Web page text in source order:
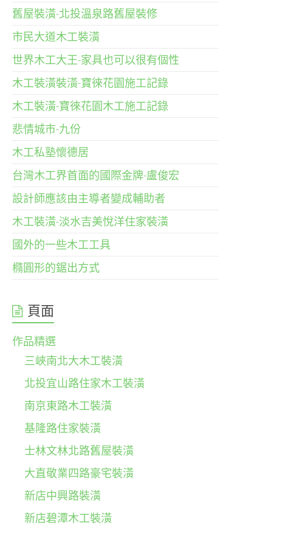
舊屋裝潢-北投溫泉路舊屋裝修
市民大道木工裝潢
世界木工大王-家具也可以很有個性
木工裝潢裝潢-寶徠花園施工記錄
木工裝潢-寶徠花園木工施工記錄
悲情城市-九份
木工私塾懷德居
台灣木工界首面的國際金牌-盧俊宏
設計師應該由主導者變成輔助者
木工裝潢-淡水吉美悅洋住家裝潢
國外的一些木工工具
橢圓形的鋸出方式
頁面
作品精選
三峽南北大木工裝潢
北投宜山路住家木工裝潢
南京東路木工裝潢
基隆路住家裝潢
士林文林北路舊屋裝潢
大直敬業四路豪宅裝潢
新店中興路裝潢
新店碧潭木工裝潢